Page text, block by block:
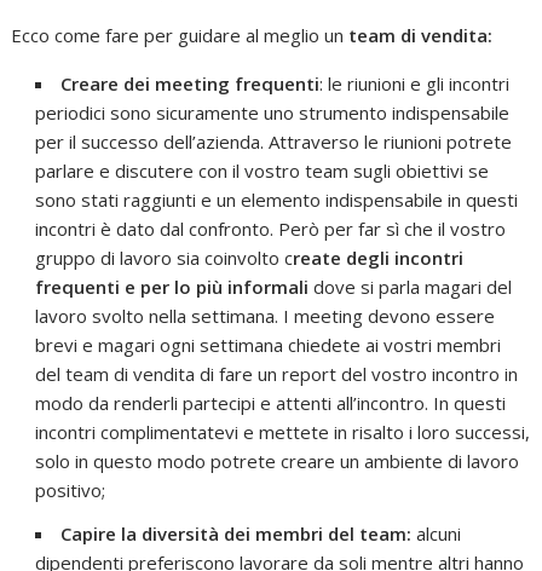
Ecco come fare per guidare al meglio un team di vendita:
Creare dei meeting frequenti: le riunioni e gli incontri
periodici sono sicuramente uno strumento indispensabile
per il successo dell’azienda. Attraverso le riunioni potrete
parlare e discutere con il vostro team sugli obiettivi se
sono stati raggiunti e un elemento indispensabile in questi
incontri è dato dal confronto. Però per far sì che il vostro
gruppo di lavoro sia coinvolto create degli incontri
frequenti e per lo più informali dove si parla magari del
lavoro svolto nella settimana. I meeting devono essere
brevi e magari ogni settimana chiedete ai vostri membri
del team di vendita di fare un report del vostro incontro in
modo da renderli partecipi e attenti all’incontro. In questi
incontri complimentatevi e mettete in risalto i loro successi,
solo in questo modo potrete creare un ambiente di lavoro
positivo;
Capire la diversità dei membri del team: alcuni
dipendenti preferiscono lavorare da soli mentre altri hanno